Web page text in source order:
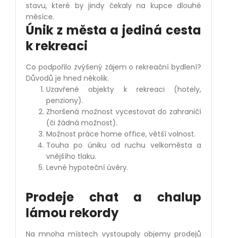
stavu, které by jindy čekaly na kupce dlouhé
měsíce.
Únik z města a jediná cesta
k rekreaci
Co podpořilo zvýšený zájem o rekreační bydlení?
Důvodů je hned několik.
Uzavřené objekty k rekreaci (hotely,
penziony).
Zhoršená možnost vycestovat do zahraničí
(či žádná možnost).
Možnost práce home office, větší volnost.
Touha po úniku od ruchu velkoměsta a
vnějšího tlaku.
Levné hypoteční úvěry.
Prodeje chat a chalup
lámou rekordy
Na mnoha místech vystoupaly objemy prodejů